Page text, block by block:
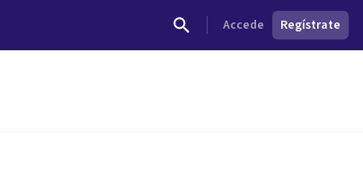
Accede Regístrate